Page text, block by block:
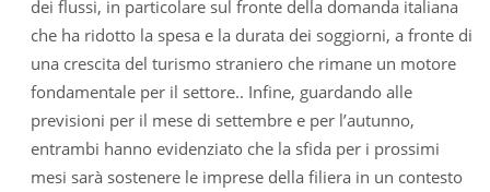
dei flussi, in particolare sul fronte della domanda italiana
che ha ridotto la spesa e la durata dei soggiorni, a fronte di
una crescita del turismo straniero che rimane un motore
fondamentale per il settore.. Infine, guardando alle
previsioni per il mese di settembre e per l’autunno,
entrambi hanno evidenziato che la sfida per i prossimi
mesi sarà sostenere le imprese della filiera in un contesto